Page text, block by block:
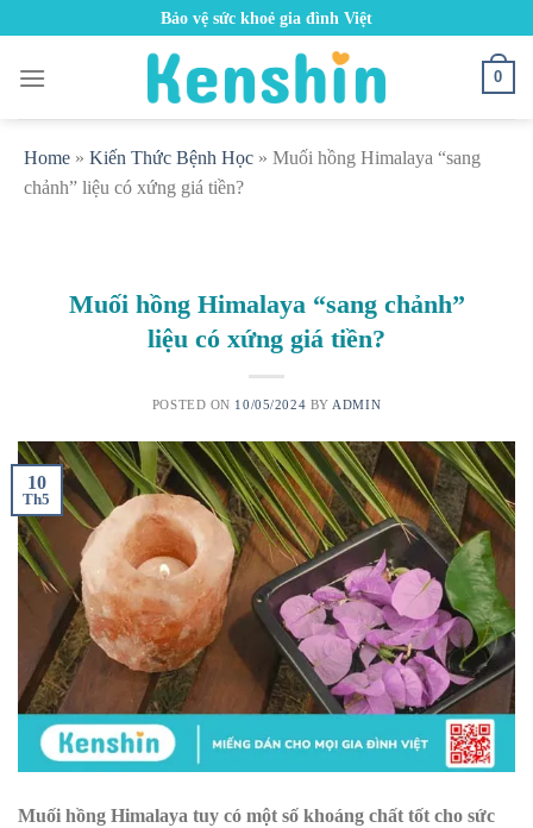
content
Bảo vệ sức khoẻ gia đình Việt
0
Home » Kiến Thức Bệnh Học » Muối hồng Himalaya “sang
chảnh” liệu có xứng giá tiền?
Muối hồng Himalaya “sang chảnh”
liệu có xứng giá tiền?
POSTED ON 10/05/2024 BY ADMIN
10
Th5
Muối hồng Himalaya tuy có một số khoáng chất tốt cho sức